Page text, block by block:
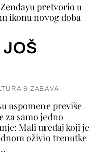
pretvorio u
ikonu novog doba
JOŠ
& ZABAVA
uspomene previše
za samo jedno
Mali uređaj koji je
oživio trenutke